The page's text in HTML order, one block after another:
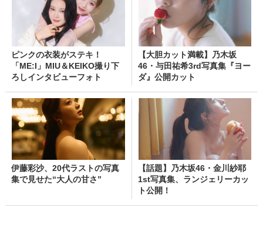
ピンクの衣装がステキ！
「ME:I」MIU＆KEIKO撮り下
ろしインタビューフォト
【大胆カット満載】乃木坂
46・与田祐希3rd写真集『ヨー
ダ』公開カット
伊藤彩沙、20代ラストの写真
集で見せた“大人の甘さ”
【話題】乃木坂46・金川紗耶
1st写真集、ランジェリーカッ
ト公開！